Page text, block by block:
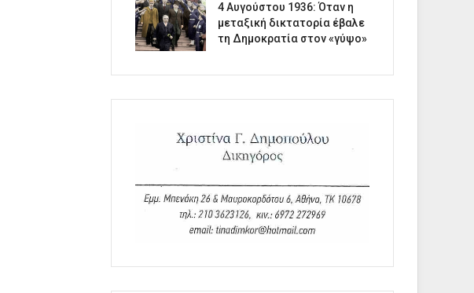
4 Αυγούστου 1936: Όταν η
μεταξική δικτατορία έβαλε
τη Δημοκρατία στον «γύψο»